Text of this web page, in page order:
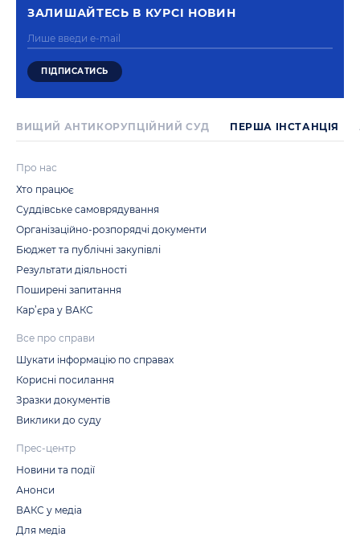
ЗАЛИШАЙТЕСЬ В КУРСI НОВИН
ВИЩИЙ АНТИКОРУПЦІЙНИЙ СУД ПЕРША IНСТАНЦIЯ
Про нас
Хто працює
Суддівське самоврядування
Організаційно-розпорядчі документи
Бюджет та публічні закупівлі
Результати діяльності
Поширені запитання
Кар’єра у ВАКС
Все про справи
Шукати інформацію по справах
Корисні посилання
Зразки документів
Виклики до суду
Прес-центр
Новини та події
Анонси
ВАКС у медіа
Для медіа